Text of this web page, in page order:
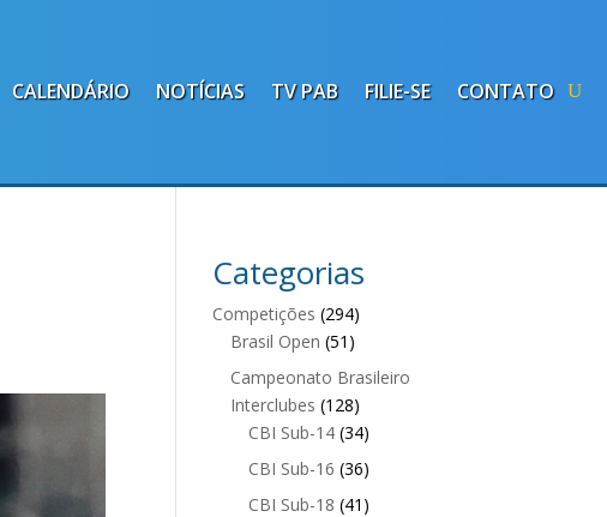
CALENDÁRIO NOTÍCIAS TV PAB FILIE-SE CONTATO
Categorias
Competições (294)
Brasil Open (51)
Campeonato Brasileiro
Interclubes (128)
CBI Sub-14 (34)
CBI Sub-16 (36)
CBI Sub-18 (41)